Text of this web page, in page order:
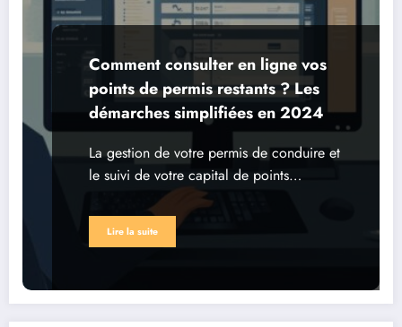
Comment consulter en ligne vos
points de permis restants ? Les
démarches simplifiées en 2024
La gestion de votre permis de conduire et
le suivi de votre capital de points…
Lire la suite